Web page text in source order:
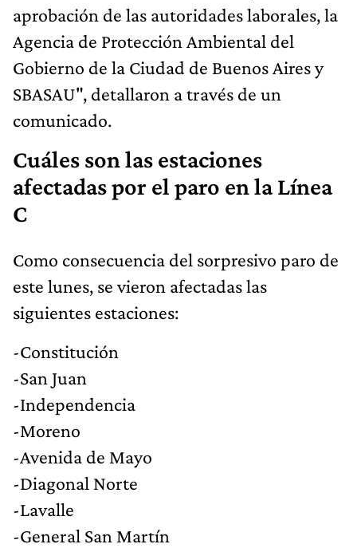
aprobación de las autoridades laborales, la
Agencia de Protección Ambiental del
Gobierno de la Ciudad de Buenos Aires y
SBASAU", detallaron a través de un
comunicado.
Cuáles son las estaciones
afectadas por el paro en la Línea
C
Como consecuencia del sorpresivo paro de
este lunes, se vieron afectadas las
siguientes estaciones:
-Constitución
-San Juan
-Independencia
-Moreno
-Avenida de Mayo
-Diagonal Norte
-Lavalle
-General San Martín